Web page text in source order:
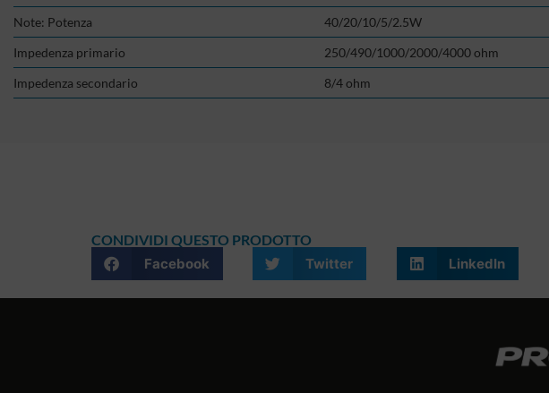
Note: Potenza
40/20/10/5/2.5W
Impedenza primario
250/490/1000/2000/4000 ohm
Impedenza secondario
8/4 ohm
CONDIVIDI QUESTO PRODOTTO
Facebook
Twitter LinkedIn